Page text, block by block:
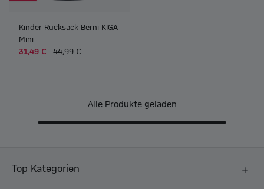
Kinder Rucksack Berni KIGA
Mini
31,49 €
44,99 €
Alle Produkte geladen
Top Kategorien